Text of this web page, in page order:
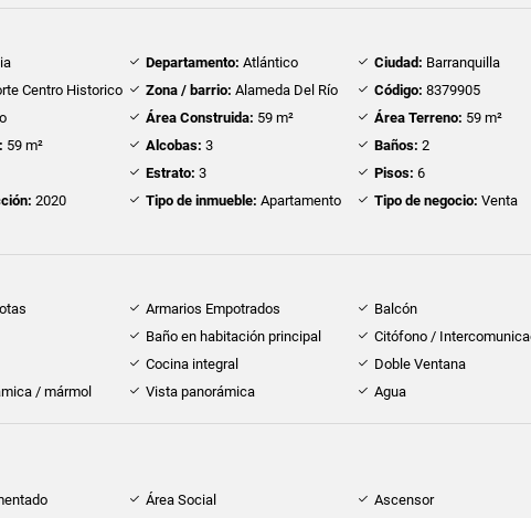
Departamento: Atlántico Ciudad: Barranquilla
Centro Historico Zona / barrio: Alameda Del Río Código: 8379905
Área Construida: 59 m² Área Terreno: 59 m²
59 m² Alcobas: 3 Baños: 2
Estrato: 3 Pisos: 6
2020 Tipo de inmueble: Apartamento Tipo de negocio: Venta
Armarios Empotrados
Balcón
Baño en habitación principal
Citófono /
Cocina integral
Doble Ventana
/ mármol
Vista panorámica Agua
Área Social
Ascensor